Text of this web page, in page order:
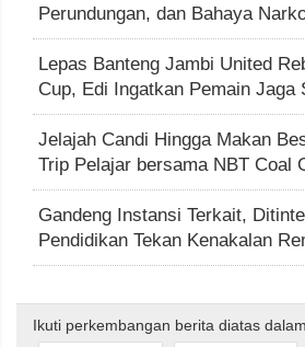
Perundungan, dan Bahaya
Lepas Banteng Jambi United
Cup, Edi Ingatkan Pemain Jaga
Jelajah Candi Hingga Makan
Trip Pelajar bersama NBT Coal
Gandeng Instansi Terkait,
Pendidikan Tekan Kenakalan
Ikuti perkembangan berita diatas